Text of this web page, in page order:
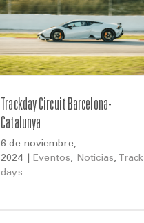
Trackday Circuit Barcelona-
Catalunya
6 de noviembre,
2024
Eventos, Noticias, Track
days